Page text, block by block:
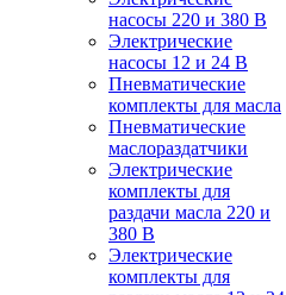
насосы 220 и 380 В
Электрические
насосы 12 и 24 В
Пневматические
комплекты для масла
Пневматические
маслораздатчики
Электрические
комплекты для
раздачи масла 220 и
380 В
Электрические
комплекты для